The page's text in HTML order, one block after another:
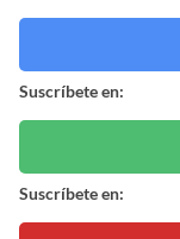
Suscríbete en:
Suscríbete en: